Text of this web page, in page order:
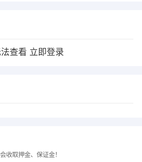
查看 立即登录
收取押金、保证金！